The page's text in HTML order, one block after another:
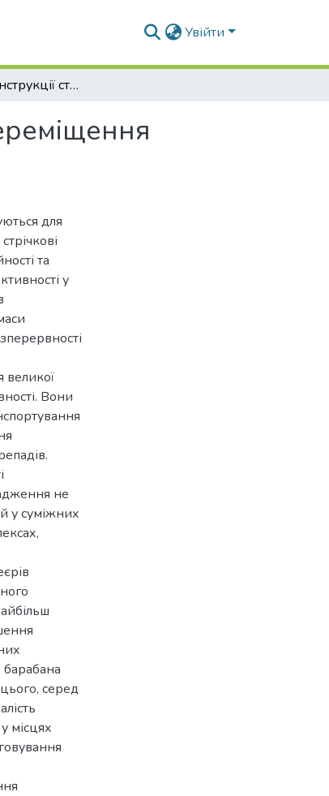
Увійти
Розробка конструкції стрічкового конвеєра для переміщення зернових матеріалів
для
та
у
великої
Вони
не
у суміжних
серед
місцях